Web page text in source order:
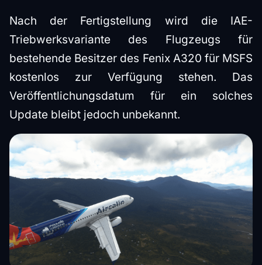
Nach der Fertigstellung wird die IAE-
Triebwerksvariante des Flugzeugs für
bestehende Besitzer des Fenix A320 für MSFS
kostenlos zur Verfügung stehen. Das
Veröffentlichungsdatum für ein solches
Update bleibt jedoch unbekannt.